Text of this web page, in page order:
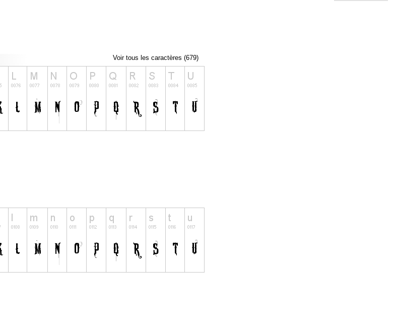
Voir tous les caractères (679)